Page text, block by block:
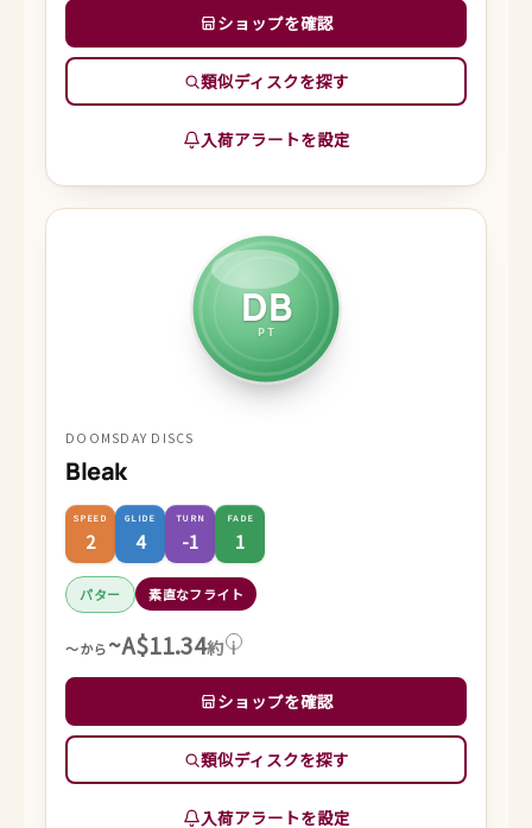
ショップを確認
類似ディスクを探す
入荷アラートを設定
DB
PT
DOOMSDAY DISCS
Bleak
SPEED
2
GLIDE
4
TURN
-1
FADE
1
パター 素直なフライト
～から~A$11.34約 i
ショップを確認
類似ディスクを探す
入荷アラートを設定